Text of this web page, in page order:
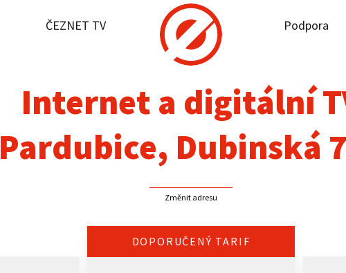
ČEZNET TV Podpora
Internet
Podpora
Internet a digitální
Pardubice, Dubinská
Změnit adresu
DOPORUČENÝ TARIF